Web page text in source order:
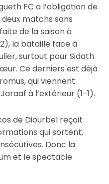
FC a l’obligation de
matchs sans
de la saison à
la bataille face à
surtout pour Sidath
Ce derniers est déjà
qui viennent
à l’extérieur (1-1).
de Diourbel reçoit
qui sortent,
Donc la
et le spectacle